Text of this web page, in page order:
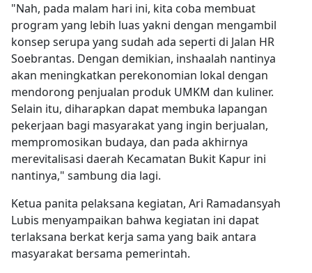
"Nah, pada malam hari ini, kita coba membuat
program yang lebih luas yakni dengan mengambil
konsep serupa yang sudah ada seperti di Jalan HR
Soebrantas. Dengan demikian, inshaalah nantinya
akan meningkatkan perekonomian lokal dengan
mendorong penjualan produk UMKM dan kuliner.
Selain itu, diharapkan dapat membuka lapangan
pekerjaan bagi masyarakat yang ingin berjualan,
mempromosikan budaya, dan pada akhirnya
merevitalisasi daerah Kecamatan Bukit Kapur ini
nantinya," sambung dia lagi.
Ketua panita pelaksana kegiatan, Ari Ramadansyah
Lubis menyampaikan bahwa kegiatan ini dapat
terlaksana berkat kerja sama yang baik antara
masyarakat bersama pemerintah.